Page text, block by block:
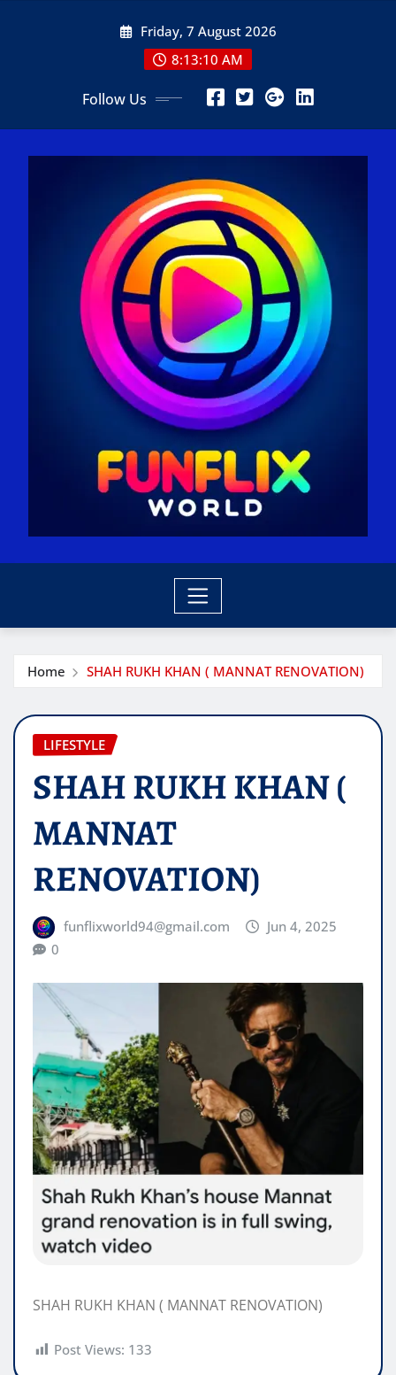
Friday, 7 August 2026
8:13:11 AM
Follow Us
Home SHAH RUKH KHAN ( MANNAT RENOVATION)
LIFESTYLE
SHAH RUKH KHAN (
MANNAT
RENOVATION)
funflixworld94@gmail.com
Jun 4, 2025
0
SHAH RUKH KHAN ( MANNAT RENOVATION)
Post Views: 133